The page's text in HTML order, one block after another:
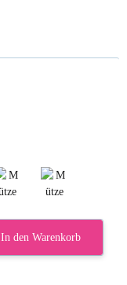
In den Warenkorb